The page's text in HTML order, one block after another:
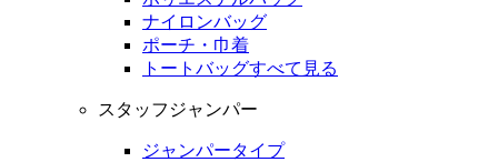
ナイロンバッグ
ポーチ・巾着
トートバッグすべて見る
スタッフジャンパー
ジャンパータイプ